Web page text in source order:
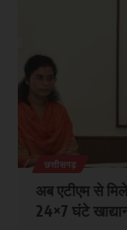
छत्तीसगढ़
अब एटीएम से
24×7 घंटे